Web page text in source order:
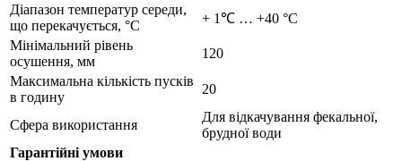
Діапазон температур середи,
що перекачується, °С
+ 1℃ … +40 °С
Мінімальний рівень
осушення, мм
120
Максимальна кількість пусків
в годину
20
Сфера використання
Для відкачування фекальної,
брудної води
Гарантійні умови